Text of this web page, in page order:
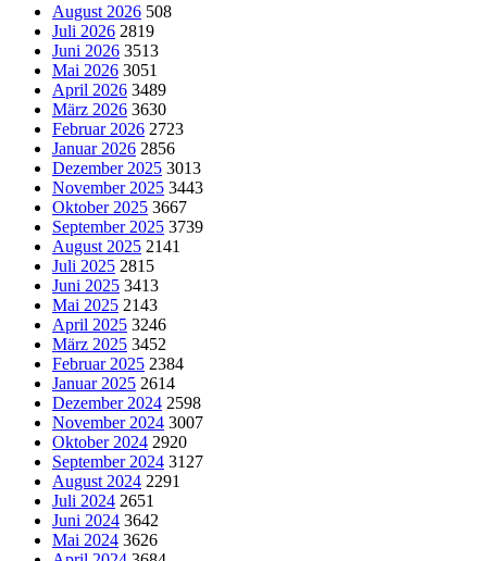
August 2026 508
Juli 2026 2819
Juni 2026 3513
Mai 2026 3051
April 2026 3489
März 2026 3630
Februar 2026 2723
Januar 2026 2856
Dezember 2025 3013
November 2025 3443
Oktober 2025 3667
September 2025 3739
August 2025 2141
Juli 2025 2815
Juni 2025 3413
Mai 2025 2143
April 2025 3246
März 2025 3452
Februar 2025 2384
Januar 2025 2614
Dezember 2024 2598
November 2024 3007
Oktober 2024 2920
September 2024 3127
August 2024 2291
Juli 2024 2651
Juni 2024 3642
Mai 2024 3626